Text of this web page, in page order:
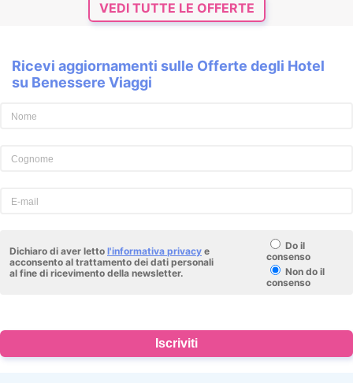
VEDI TUTTE LE OFFERTE
Ricevi aggiornamenti sulle Offerte degli Hotel
su Benessere Viaggi
Dichiaro di aver letto l'informativa privacy e
acconsento al trattamento dei dati personali
al fine di ricevimento della newsletter.
Do il
consenso
Non do il
consenso
Iscriviti